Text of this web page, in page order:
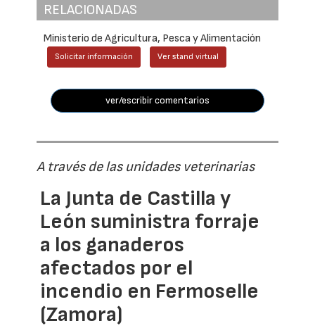
RELACIONADAS
Ministerio de Agricultura, Pesca y Alimentación
Solicitar información Ver stand virtual
ver/escribir comentarios
A través de las unidades veterinarias
La Junta de Castilla y
León suministra forraje
a los ganaderos
afectados por el
incendio en Fermoselle
(Zamora)